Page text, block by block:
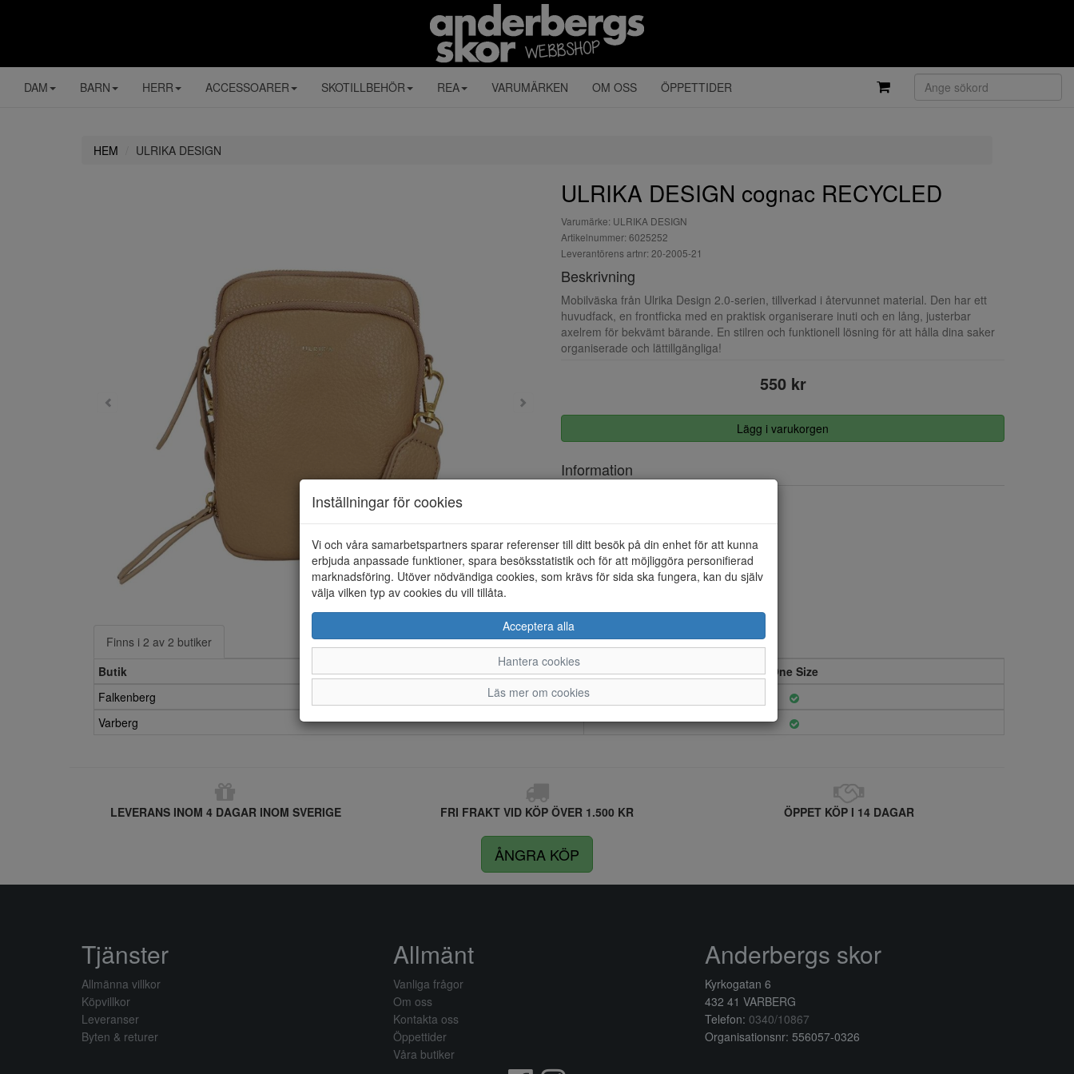
DAM BARN HERR ACCESSOARER SKOTILLBEHÖR REA VARUMÄRKEN OM OSS ÖPPETTIDER
HEM ULRIKA DESIGN
ULRIKA DESIGN cognac RECYCLED
Varumärke: ULRIKA DESIGN
Artikelnummer: 6025252
Leverantörens artnr: 20-2005-21
Beskrivning
Mobilväska från Ulrika Design 2.0-serien, tillverkad i återvunnet material. Den har ett
huvudfack, en frontficka med en praktisk organiserare inuti och en lång, justerbar
axelrem för bekvämt bärande. En stilren och funktionell lösning för att hålla dina saker
organiserade och lättillgängliga!
550 kr
Lägg i varukorgen
Information
Finns i 2 av 2 butiker
Butik
One Size
Falkenberg
Varberg
LEVERANS INOM 4 DAGAR INOM SVERIGE FRI FRAKT VID KÖP ÖVER 1.500 KR ÖPPET KÖP I 14 DAGAR
ÅNGRA KÖP
Inställningar för cookies
Vi och våra samarbetspartners sparar referenser till ditt besök på din enhet för att kunna
erbjuda anpassade funktioner, spara besöksstatistik och för att möjliggöra personifierad
marknadsföring. Utöver nödvändiga cookies, som krävs för sida ska fungera, kan du själv
välja vilken typ av cookies du vill tillåta.
Acceptera alla
Hantera cookies
Läs mer om cookies
Tjänster
Allmänna villkor
Köpvillkor
Leveranser
Byten & returer
Allmänt
Vanliga frågor
Om oss
Kontakta oss
Öppettider
Våra butiker
Anderbergs skor
Kyrkogatan 6
432 41 VARBERG
Telefon: 0340/10867
Organisationsnr: 556057-0326